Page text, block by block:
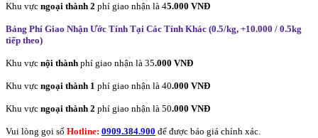
Khu vực ngoại thành 2 phí giao nhận là 45.000 VNĐ
Bảng Phí Giao Nhận Ước Tính Tại Các Tỉnh Khác (0.5/kg, +10.000 / 0.5kg
tiếp theo)
Khu vực nội thành phí giao nhận là 35.000 VNĐ
Khu vực ngoại thành 1 phí giao nhận là 40.000 VNĐ
Khu vực ngoại thành 2 phí giao nhận là 50.000 VNĐ
Vui lòng gọi số Hotline: 0909.384.900 để được báo giá chính xác.